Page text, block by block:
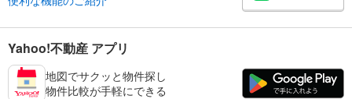
Yahoo!不動産 アプリ
地図でサクッと物件探し
物件比較が手軽にできる